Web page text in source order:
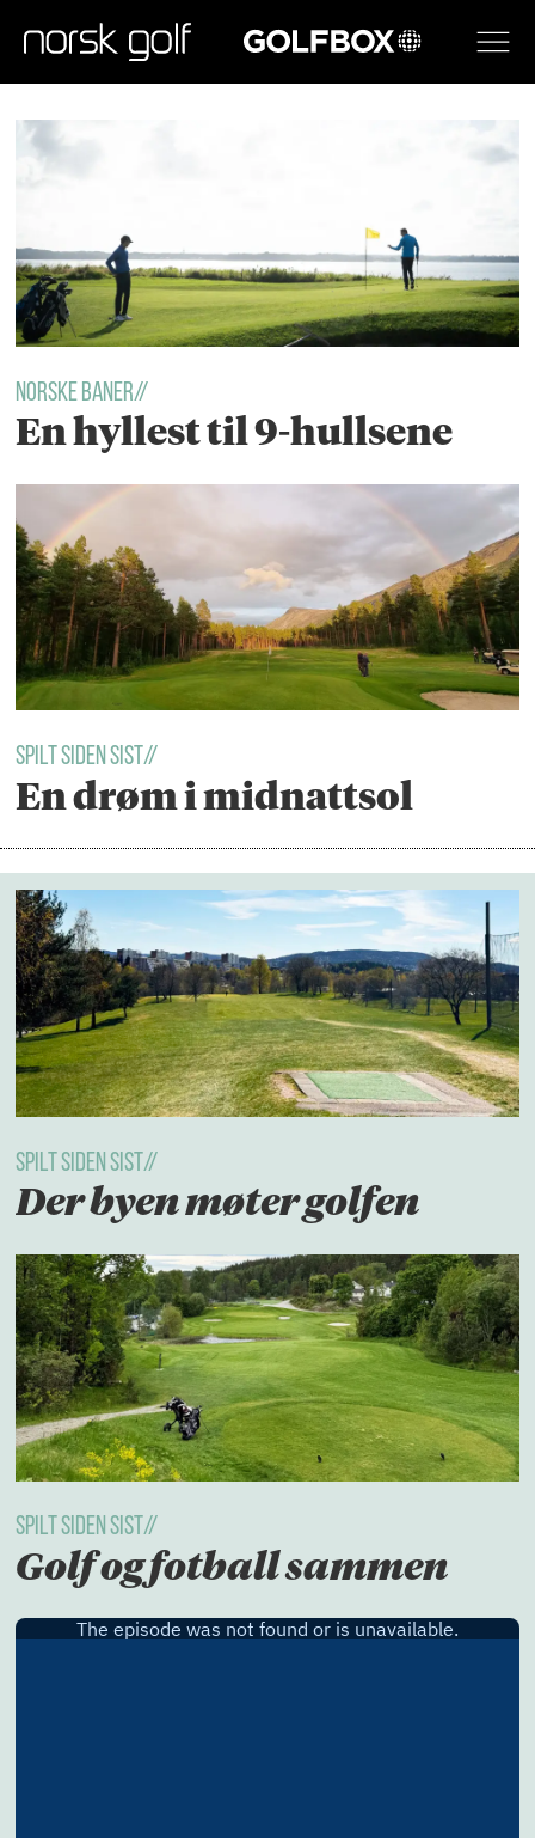
GOLFBOX
Tag:
baner
Norske baner//
En hyllest til 9-hullsene
Spilt Siden Sist//
En drøm i midnattsol
Spilt Siden Sist//
Der byen møter golfen
Spilt Siden Sist//
Golf og fotball sammen